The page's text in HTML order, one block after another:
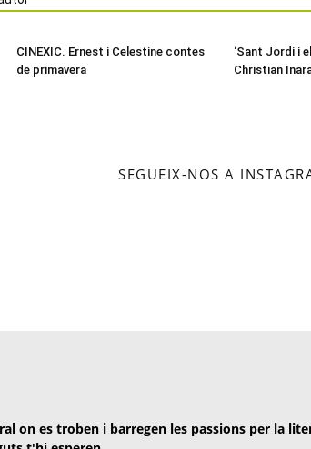
CINEXIC. Ernest i Celestine contes
de primavera
‘Sant Jordi i
Christian
SEGUEIX-NOS A
on es troben i barregen les passions per la